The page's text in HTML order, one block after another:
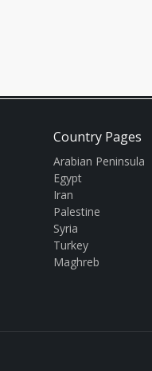
Country Pages
Arabian Peninsula
Egypt
Iran
Palestine
Syria
Turkey
Maghreb